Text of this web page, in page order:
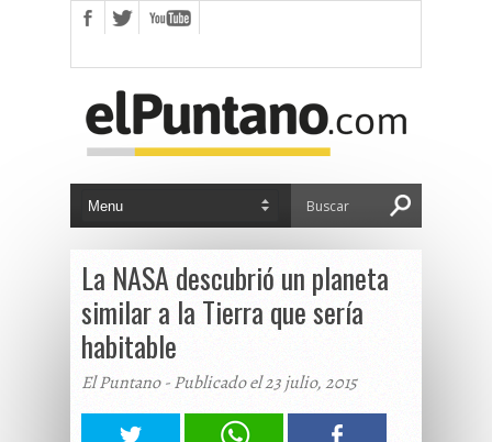
La NASA descubrió un planeta
similar a la Tierra que sería
habitable
El Puntano - Publicado el 23 julio, 2015